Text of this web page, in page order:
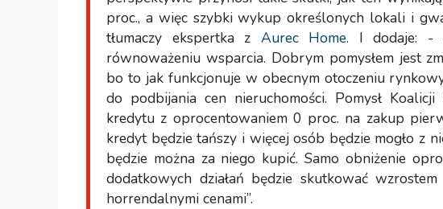
proc., a więc szybki wykup określonych lokali i
tłumaczy ekspertka z Aurec Home. I dodaje: -
równoważeniu wsparcia. Dobrym pomysłem jest
bo to jak funkcjonuje w obecnym otoczeniu
do podbijania cen nieruchomości. Pomysł
kredytu z oprocentowaniem 0 proc. na zakup
kredyt będzie tańszy i więcej osób będzie mogło z
będzie można za niego kupić. Samo obniżenie
dodatkowych działań będzie skutkować
horrendalnymi cenami”.